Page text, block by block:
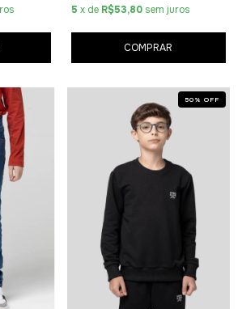
5 x de R$53,80 sem juros
COMPRAR
50 % OFF